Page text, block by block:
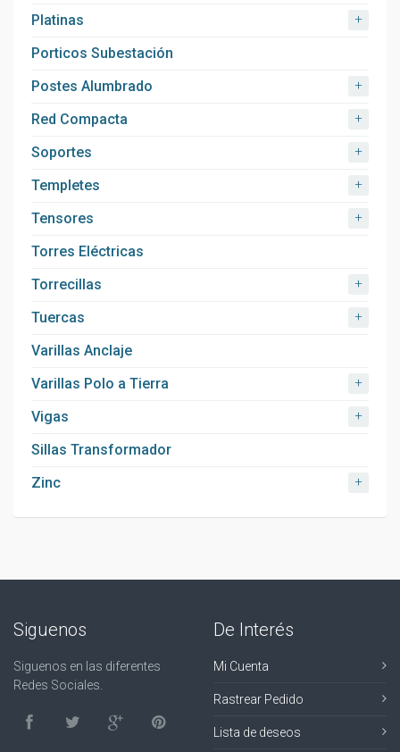
Platinas +
Porticos Subestación
Postes Alumbrado
+
Red Compacta +
Soportes +
Templetes +
Tensores +
Torres Eléctricas
Torrecillas
+
Tuercas +
Varillas Anclaje
Varillas Polo a Tierra
+
Vigas +
Sillas Transformador
Zinc
+
Siguenos
Siguenos en las diferentes
Redes Sociales.
De Interés
Mi Cuenta
Rastrear Pedido
Lista de deseos